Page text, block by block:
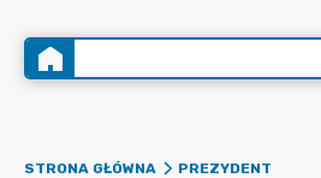
STRONA GŁÓWNA
PREZYDENT